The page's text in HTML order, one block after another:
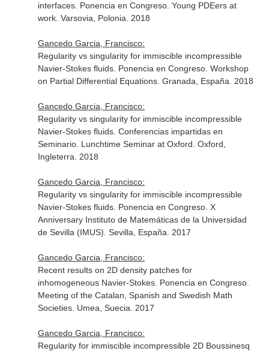
interfaces. Ponencia en Congreso. Young PDEers at
work. Varsovia, Polonia. 2018
Gancedo Garcia, Francisco:
Regularity vs singularity for immiscible incompressible
Navier-Stokes fluids. Ponencia en Congreso. Workshop
on Partial Differential Equations. Granada, España. 2018
Gancedo Garcia, Francisco:
Regularity vs singularity for immiscible incompressible
Navier-Stokes fluids. Conferencias impartidas en
Seminario. Lunchtime Seminar at Oxford. Oxford,
Ingleterra. 2018
Gancedo Garcia, Francisco:
Regularity vs singularity for immiscible incompressible
Navier-Stokes fluids. Ponencia en Congreso. X
Anniversary Instituto de Matemáticas de la Universidad
de Sevilla (IMUS). Sevilla, España. 2017
Gancedo Garcia, Francisco:
Recent results on 2D density patches for
inhomogeneous Navier-Stokes. Ponencia en Congreso.
Meeting of the Catalan, Spanish and Swedish Math
Societies. Umea, Suecia. 2017
Gancedo Garcia, Francisco:
Regularity for immiscible incompressible 2D Boussinesq